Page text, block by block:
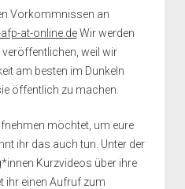
Vorkommnissen an
at-online.deWir werden
veröffentlichen, weil wir
am besten im Dunkeln
öffentlich zu machen.
möchtet, um eure
ihr das auch tun. Unter der
Kurzvideos über ihre
ihr einen Aufruf zum